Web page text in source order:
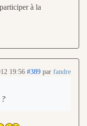
à la
19:56 #389 par fandre
?